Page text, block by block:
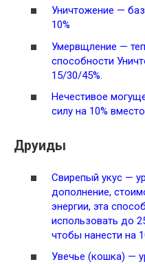
Уничтожение —
10%
Умервщление —
способности
15/30/45%.
Нечестивое
силу на 10%
Друиды
Свирепый укус —
дополнение,
энергии, эта
использовать до
чтобы нанести на
Увечье (кошка) —